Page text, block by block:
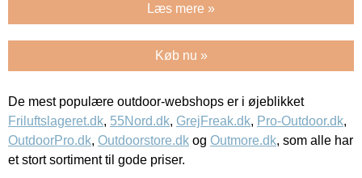
Læs mere »
Køb nu »
De mest populære outdoor-webshops er i øjeblikket
Friluftslageret.dk, 55Nord.dk, GrejFreak.dk, Pro-Outdoor.dk,
OutdoorPro.dk, Outdoorstore.dk og Outmore.dk, som alle har
et stort sortiment til gode priser.